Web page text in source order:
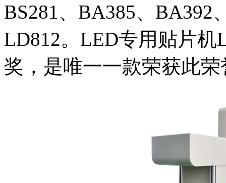
BS281、BA385、BA392
LD812。LED专用贴片机
奖，是唯一一款荣获此